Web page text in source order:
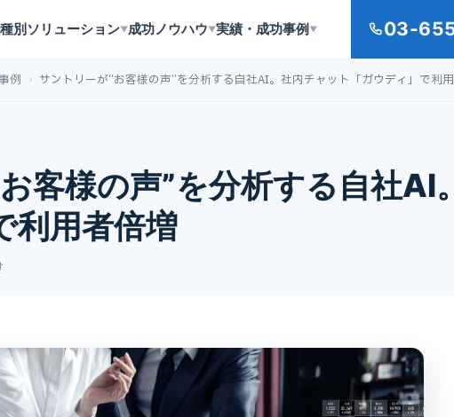
別ソリューション▼成功ノウハウ▼実績・成功事例 ▼ 03-
例 › サントリーが“お客様の声”を分析する自社AI。社内チャット「ガウディ」で利
客様の声”を分析する自社AI
利用者倍増